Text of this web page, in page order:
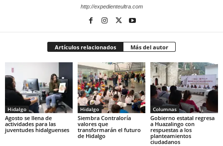
http://expedienteultra.com
Artículos relacionados Más del autor
Hidalgo
Agosto se llena de
actividades para las
juventudes hidalguenses
Hidalgo
Siembra Contraloría
valores que
transformarán el futuro
de Hidalgo
Columnas
Gobierno estatal regresa
a Huazalingo con
respuestas a los
planteamientos
ciudadanos